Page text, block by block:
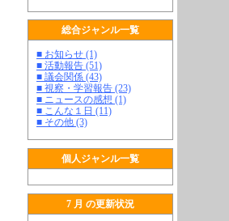
総合ジャンル一覧
■ お知らせ (1)
■ 活動報告 (51)
■ 議会関係 (43)
■ 視察・学習報告 (23)
■ ニュースの感想 (1)
■ こんな１日 (11)
■ その他 (3)
個人ジャンル一覧
7 月 の更新状況